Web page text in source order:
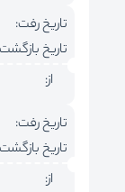
تاریخ رفت:
تاریخ
از:
تاریخ رفت:
تاریخ
از: